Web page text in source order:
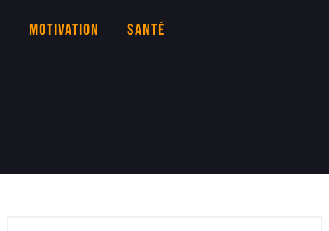
Motivation Santé